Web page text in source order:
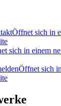
Öffnet sich in
sich in einem
Öffnet sich